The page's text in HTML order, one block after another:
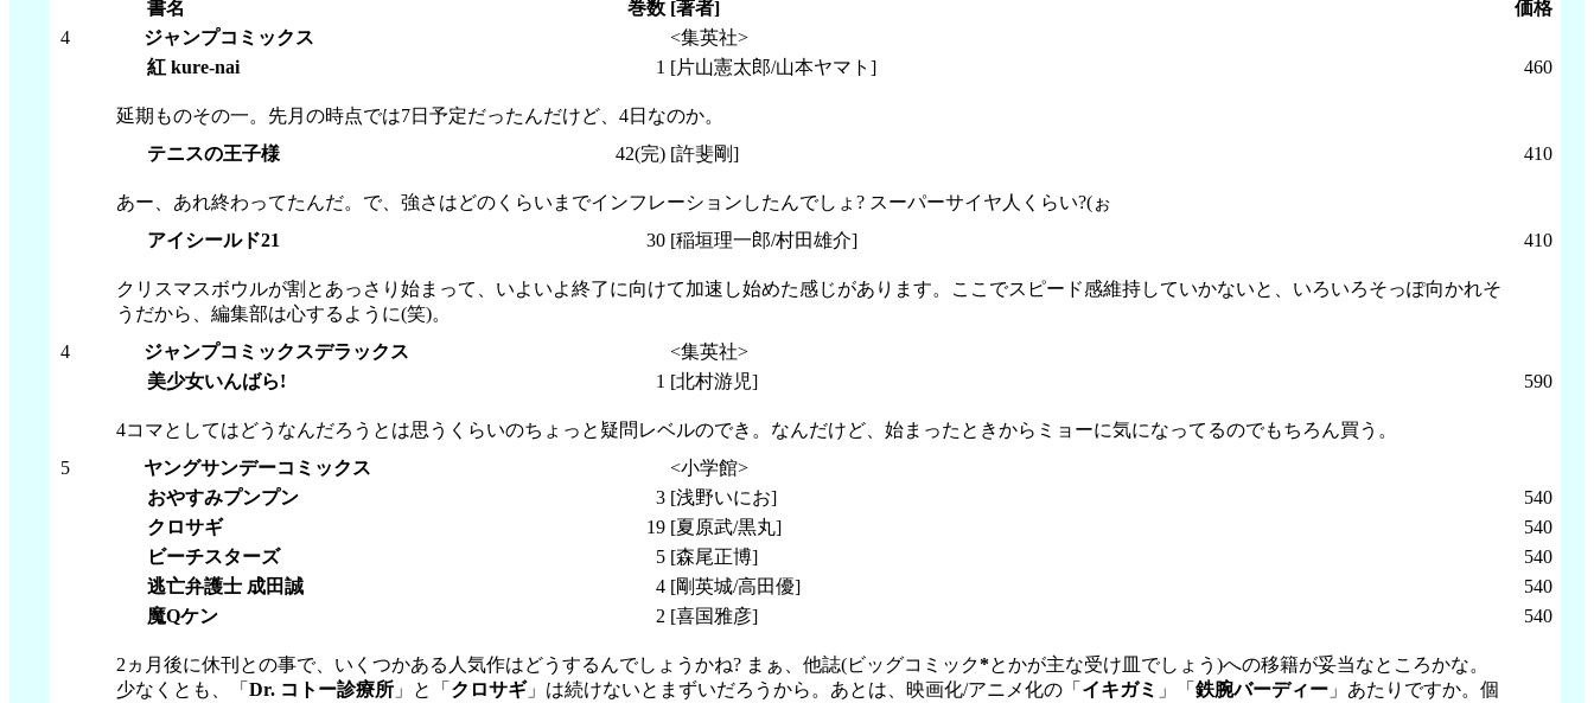
書名
巻数 [著者]
価格
4
ジャンプコミックス
<集英社>
紅 kure-nai
1 [片山憲太郎/山本ヤマト] 460
延期ものその一。先月の時点では7日予定だったんだけど、4日なのか。
テニスの王子様
42(完) [許斐剛] 410
あー、あれ終わってたんだ。で、強さはどのくらいまでインフレーションしたんでしょ? スーパーサイヤ人くらい?(ぉ
アイシールド21
30 [稲垣理一郎/村田雄介] 410
クリスマスボウルが割とあっさり始まって、いよいよ終了に向けて加速し始めた感じがあります。ここでスピード感維持していかないと、いろいろそっぽ向かれそ
うだから、編集部は心するように(笑)。
4
ジャンプコミックスデラックス
<集英社>
美少女いんばら!
1 [北村游児] 590
4コマとしてはどうなんだろうとは思うくらいのちょっと疑問レベルのでき。なんだけど、始まったときからミョーに気になってるのでもちろん買う。
5
ヤングサンデーコミックス
<小学館>
おやすみプンプン
3 [浅野いにお]
540
クロサギ
19 [夏原武/黒丸]
540
ビーチスターズ
5 [森尾正博]
540
逃亡弁護士 成田誠
4 [剛英城/高田優]
540
魔Qケン
2 [喜国雅彦] 540
2ヵ月後に休刊との事で、いくつかある人気作はどうするんでしょうかね? まぁ、他誌(ビッグコミック*とかが主な受け皿でしょう)への移籍が妥当なところかな。
少なくとも、「 Dr. コトー診療所」と「 クロサギ」は続けないとまずいだろうから。あとは、映画化/アニメ化の「 イキガミ 」「 鉄腕バーディー」あたりですか。個